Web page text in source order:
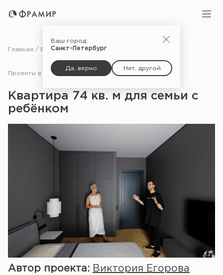
Ваш город:
Санкт-Петербург
Да, верно Нет, другой
Главная Блог Проекты в СМИ
Проекты в СМИ
Квартира 74 кв. м для семьи с
ребёнком
Автор проекта: Виктория Егорова